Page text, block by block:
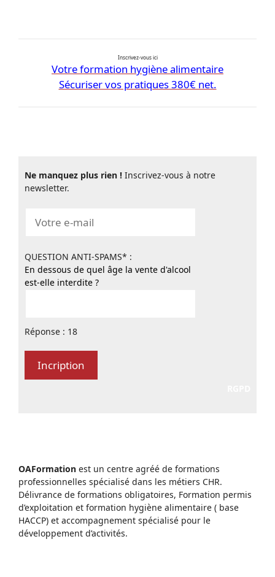
Inscrivez-vous ici
Votre formation hygiène alimentaire
Sécuriser vos pratiques 380€ net.
Ne manquez plus rien ! Inscrivez-vous à notre
newsletter.
QUESTION ANTI-SPAMS* :
En dessous de quel âge la vente d'alcool
est-elle interdite ?
Réponse : 18
OAFormation est un centre agréé de formations
professionnelles spécialisé dans les métiers CHR.
Délivrance de formations obligatoires, Formation permis
d’exploitation et formation hygiène alimentaire ( base
HACCP) et accompagnement spécialisé pour le
développement d’activités.